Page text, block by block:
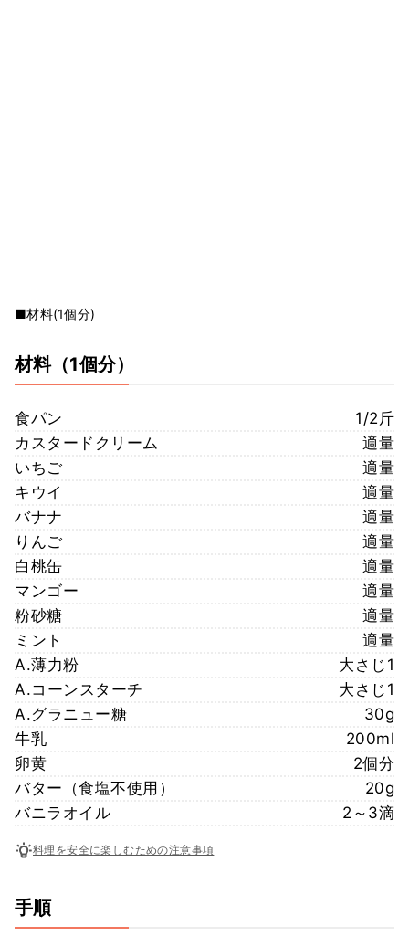
■材料(1個分)
材料（1個分）
食パン
1/2斤
カスタードクリーム
適量
いちご
適量
キウイ
適量
バナナ
適量
りんご
適量
白桃缶
適量
マンゴー
適量
粉砂糖
適量
ミント
適量
A.薄力粉
大さじ1
A.コーンスターチ
大さじ1
A.グラニュー糖
30g
牛乳
200ml
卵黄
2個分
バター（食塩不使用）
20g
バニラオイル
2～3滴
料理を安全に楽しむための注意事項
手順